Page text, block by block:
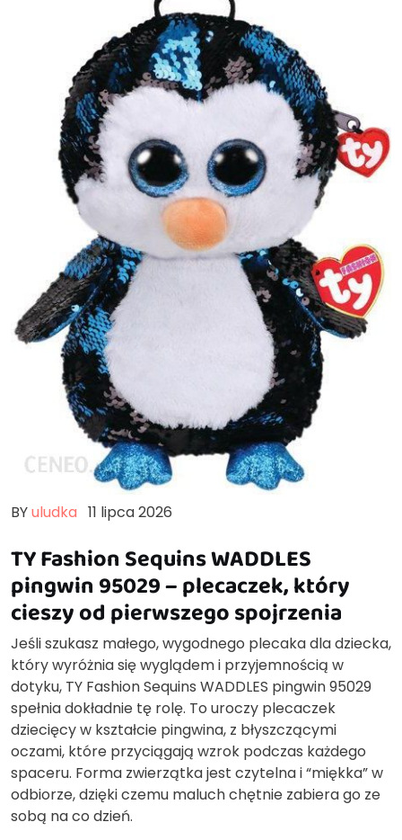
BYuludka 11 lipca 2026
TY Fashion Sequins WADDLES
pingwin 95029 – plecaczek, który
cieszy od pierwszego spojrzenia
Jeśli szukasz małego, wygodnego plecaka dla dziecka,
który wyróżnia się wyglądem i przyjemnością w
dotyku, TY Fashion Sequins WADDLES pingwin 95029
spełnia dokładnie tę rolę. To uroczy plecaczek
dziecięcy w kształcie pingwina, z błyszczącymi
oczami, które przyciągają wzrok podczas każdego
spaceru. Forma zwierzątka jest czytelna i “miękka” w
odbiorze, dzięki czemu maluch chętnie zabiera go ze
sobą na co dzień.